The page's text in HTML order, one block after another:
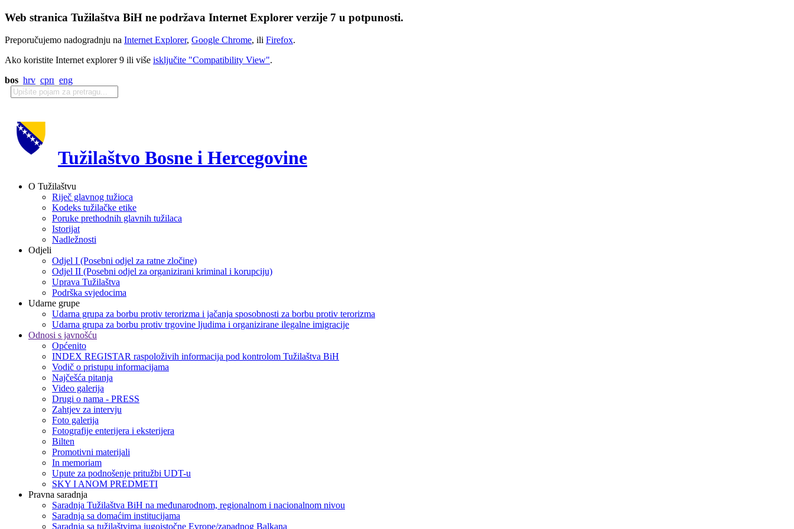
Web stranica Tužilaštva BiH ne podržava Internet Explorer verzije 7 u potpunosti.
Preporučujemo nadogradnju na Internet Explorer, Google Chrome, ili Firefox.
Ako koristite Internet explorer 9 ili više isključite "Compatibility View".
bos hrv срп eng
Tužilaštvo Bosne i Hercegovine
O Tužilaštvu
Riječ glavnog tužioca
Kodeks tužilačke etike
Poruke prethodnih glavnih tužilaca
Istorijat
Nadležnosti
Odjeli
Odjel I (Posebni odjel za ratne zločine)
Odjel II (Posebni odjel za organizirani kriminal i korupciju)
Uprava Tužilaštva
Podrška svjedocima
Udarne grupe
Udarna grupa za borbu protiv terorizma i jačanja sposobnosti za borbu protiv terorizma
Udarna grupa za borbu protiv trgovine ljudima i organizirane ilegalne imigracije
Odnosi s javnošću
Općenito
INDEX REGISTAR raspoloživih informacija pod kontrolom Tužilaštva BiH
Vodič o pristupu informacijama
Najčešća pitanja
Video galerija
Drugi o nama - PRESS
Zahtjev za intervju
Foto galerija
Fotografije enterijera i eksterijera
Bilten
Promotivni materijali
In memoriam
Upute za podnošenje pritužbi UDT-u
SKY I ANOM PREDMETI
Pravna saradnja
Saradnja Tužilaštva BiH na međunarodnom, regionalnom i nacionalnom nivou
Saradnja sa domaćim institucijama
Saradnja sa tužilaštvima jugoistočne Evrope/zapadnog Balkana